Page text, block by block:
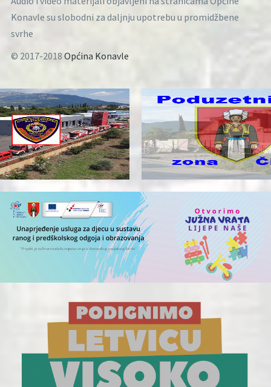
Konavle su slobodni za daljnju upotrebu u promidžbene
svrhe
© 2017-2018 Općina Konavle